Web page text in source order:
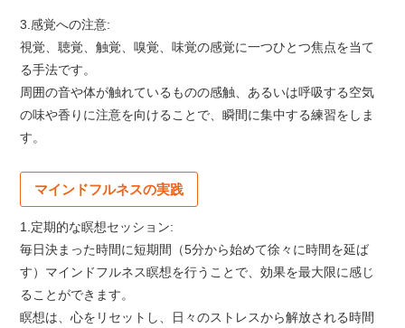
3.感覚への注意:
視覚、聴覚、触覚、嗅覚、味覚の感覚に一つひとつ焦点を当て
る手法です。
周囲の音や体が触れているものの感触、あるいは呼吸する空気
の味や香りに注意を向けることで、瞬間に集中する練習をしま
す。
マインドフルネスの実践
1.定期的な瞑想セッション:
毎日決まった時間に短期間（5分から始めて徐々に時間を延ば
す）マインドフルネス瞑想を行うことで、効果を最大限に感じ
ることができます。
瞑想は、心をリセットし、日々のストレスから解放される時間